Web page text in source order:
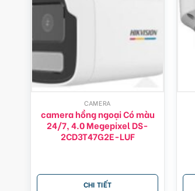
CAMERA
camera hồng ngoại Có màu
24/7, 4.0 Megepixel DS-
2CD3T47G2E-LUF
CHI TIẾT